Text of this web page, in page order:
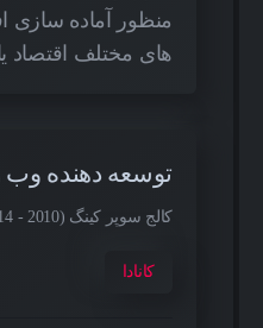
منظور آماده سازی
های مختلف اقتصاد
توسعه دهنده
کالج سوپر کینگ (2010 - 2014)
کانادا